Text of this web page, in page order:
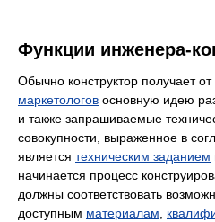
Функции инженера-
Обычно конструктор получает от
маркетологов основную идею
и также запрашиваемые
совокупности, выраженное в
является техническим заданием
начинается процесс
должны соответствовать
доступным материалам,